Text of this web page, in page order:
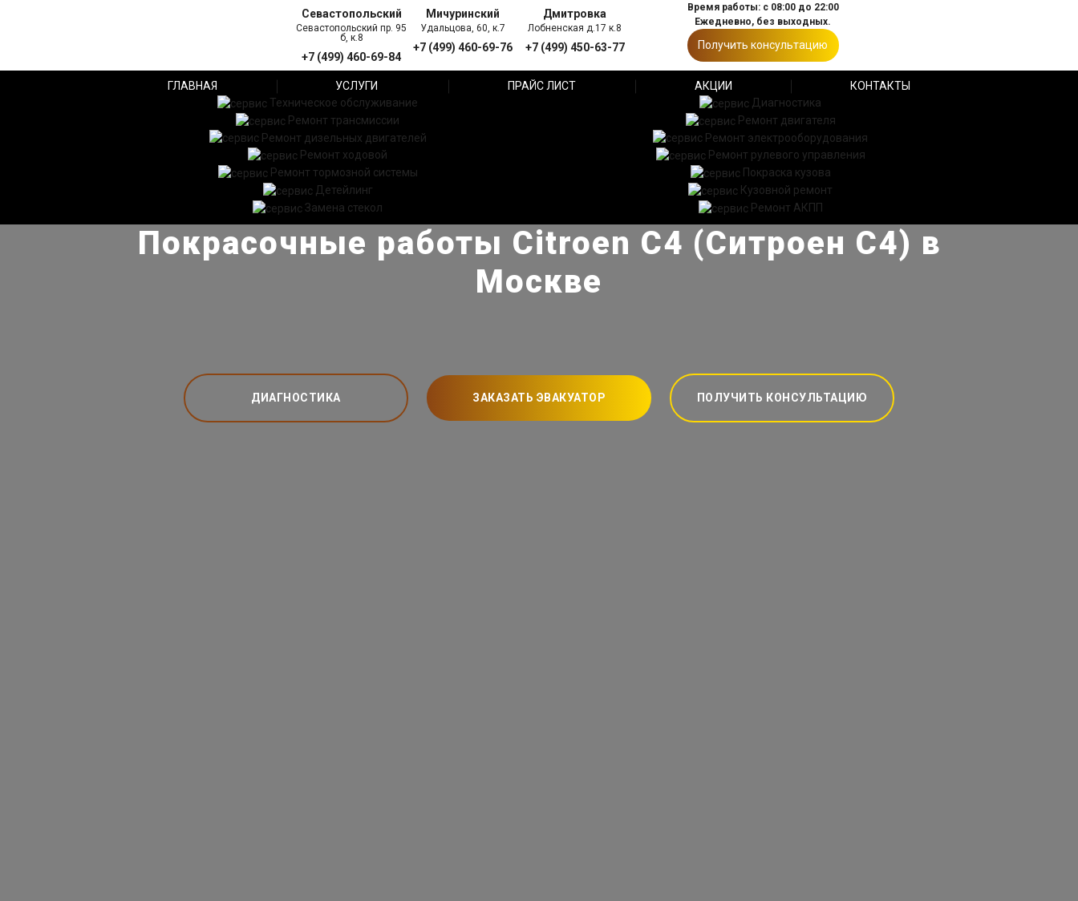
Севастопольский
Севастопольский пр. 95
б, к.8
+7 (499) 460-69-84
Мичуринский
Удальцова, 60, к.7
+7 (499) 460-69-76
Дмитровка
Лобненская д.17 к.8
+7 (499) 450-63-77
Время работы: с 08:00 до 22:00
Ежедневно, без выходных.
Получить консультацию
ГЛАВНАЯ УСЛУГИ ПРАЙС ЛИСТ АКЦИИ
КОНТАКТЫ
Техническое обслуживание
Диагностика
Ремонт трансмиссии
Ремонт двигателя
Ремонт дизельных двигателей
Ремонт электрооборудования
Ремонт ходовой
Ремонт рулевого управления
Ремонт тормозной системы
Покраска кузова
Детейлинг
Кузовной ремонт
Замена стекол
Ремонт АКПП
Покрасочные работы Citroen C4 (Ситроен С4) в
Москве
ДИАГНОСТИКА ЗАКАЗАТЬ ЭВАКУАТОР ПОЛУЧИТЬ КОНСУЛЬТАЦИЮ